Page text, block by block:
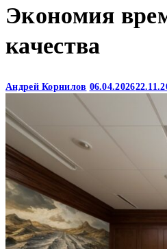
Экономия
качества
Андрей Корнилов 06.04.2026